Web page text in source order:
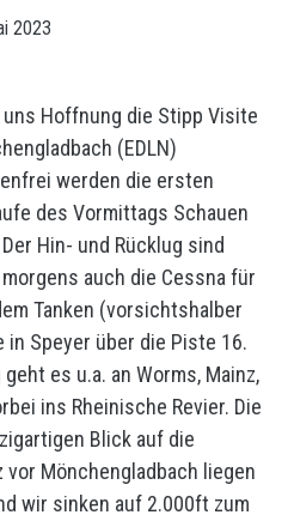
2023
Hoffnung die Stipp Visite
(EDLN)
werden die ersten
des Vormittags Schauen
Hin- und Rücklug sind
auch die Cessna für
Tanken (vorsichtshalber
Speyer über die Piste 16.
es u.a. an Worms, Mainz,
ins Rheinische Revier. Die
Blick auf die
vor Mönchengladbach liegen
wir sinken auf 2.000ft zum